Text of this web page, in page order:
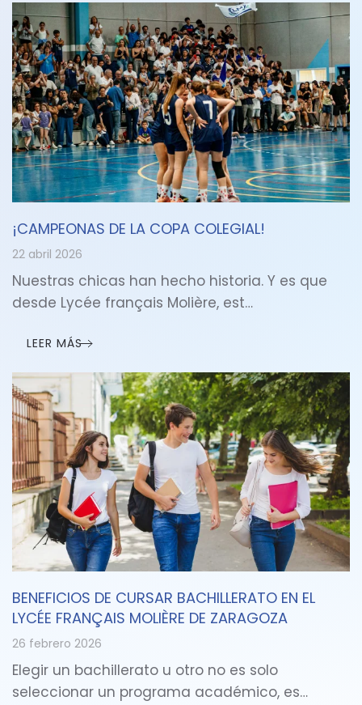
¡CAMPEONAS DE LA COPA COLEGIAL!
22 abril 2026
Nuestras chicas han hecho historia. Y es que
desde Lycée français Molière, est…
LEER MÁS
BENEFICIOS DE CURSAR BACHILLERATO EN EL
LYCÉE FRANÇAIS MOLIÈRE DE ZARAGOZA
26 febrero 2026
Elegir un bachillerato u otro no es solo
seleccionar un programa académico, es…